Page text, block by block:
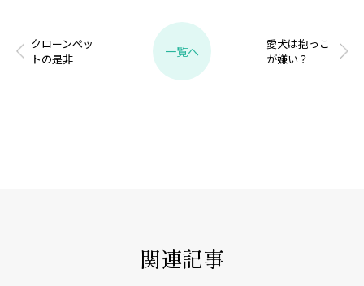
クローンペッ
トの是非
一覧へ
愛犬は抱っこ
が嫌い？
関連記事